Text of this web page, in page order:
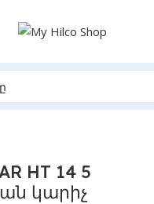
HT 14 5
կարիչ